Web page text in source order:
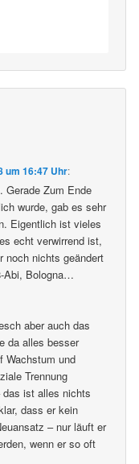
um 16:47 Uhr:
Gerade Zum Ende
wurde, gab es sehr
Eigentlich ist vieles
echt verwirrend ist,
noch nichts geändert
Abi, Bologna…
aber auch das
da alles besser
Wachstum und
Trennung
ist alles nichts
dass er kein
– nur läuft er
wenn er so oft